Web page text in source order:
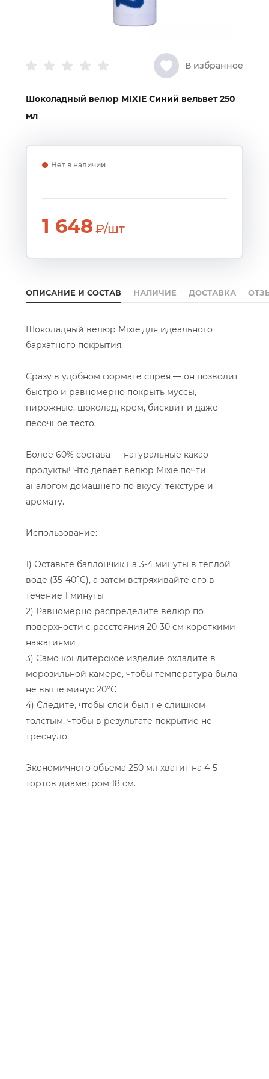
В избранное
Шоколадный велюр MIXIE Синий вельвет 250
мл
Нет в наличии
1 648₽/шт
ОПИСАНИЕ И СОСТАВ НАЛИЧИЕ ДОСТАВКА
Шоколадный велюр Mixie для идеального
бархатного покрытия.
Сразу в удобном формате спрея — он позволит
быстро и равномерно покрыть муссы,
пирожные, шоколад, крем, бисквит и даже
песочное тесто.
Более 60% состава — натуральные какао-
продукты! Что делает велюр Mixie почти
аналогом домашнего по вкусу, текстуре и
аромату.
Использование:
1) Оставьте баллончик на 3-4 минуты в тёплой
воде (35-40°C), а затем встряхивайте его в
течение 1 минуты
2) Равномерно распределите велюр по
поверхности с расстояния 20-30 см короткими
нажатиями
3) Само кондитерское изделие охладите в
морозильной камере, чтобы температура была
не выше минус 20°C
4) Следите, чтобы слой был не слишком
толстым, чтобы в результате покрытие не
треснуло
Экономичного объема 250 мл хватит на 4-5
тортов диаметром 18 см.